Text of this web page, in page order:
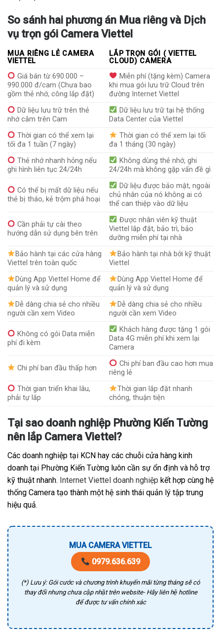
So sánh hai phương án Mua riêng và Dịch
vụ trọn gói Camera Viettel
MUA RIÊNG LẺ CAMERA
VIETTEL
LẮP TRỌN GÓI ( VIETTEL
CLOUD) CAMERA
Giá bán từ 690.000 –
990.000 đ/cam (Chưa bao
gồm thẻ nhớ, công lắp đặt)
Miễn phí (tặng kèm) Camera
khi mua gói lưu trữ Cloud trên
đường Internet Viettel
Dữ liệu lưu trữ trên thẻ
nhớ cắm trên Cam
Dữ liệu lưu trữ tại hệ thống
Data Center của Viettel
Thời gian có thể xem lại
tối đa 1 tuần (7 ngày)
Thời gian có thể xem lại tối
đa 1 tháng (30 ngày)
Thẻ nhớ nhanh hỏng nếu
ghi hình liên tục 24/24h
Không dùng thẻ nhớ, ghi
24/24h mà không gặp vấn đề gì
Có thể bị mất dữ liệu nếu
thẻ bị tháo, kẻ trộm phá hoại
Dữ liệu được bảo mật, ngoài
chủ nhân của nó không ai có
thể can thiệp vào dữ liệu
Cần phải tự cài theo
hướng dẫn sử dụng bên trên
Được nhân viên kỹ thuật
Viettel lắp đặt, bảo trì, bảo
dưỡng miễn phí tại nhà
Bảo hành tại các cửa hàng
Viettel trên toàn quốc
Bảo hành tại nhà bởi kỹ thuật
Viettel
Dùng App Viettel Home để
quản lý và sử dụng
Dùng App Viettel Home để
quản lý và sử dụng
Dễ dàng chia sẻ cho nhiều
người cần xem Video
Dễ dàng chia sẻ cho nhiều
người cần xem Video
Không có gói Data miễn
phí đi kèm
Khách hàng được tặng 1 gói
Data 4G miễn phí khi xem lại
Camera
Chi phí ban đầu thấp hơn
Chi phí ban đầu cao hơn mua
riêng lẻ
Thời gian triển khai lâu,
phải tự lắp
Thời gian lắp đặt nhanh
chóng, thuận tiện
Tại sao doanh nghiệp Phường Kiến Tường
nên lắp Camera Viettel?
Các doanh nghiệp tại KCN hay các chuỗi cửa hàng kinh
doanh tại Phường Kiến Tường luôn cần sự ổn định và hỗ trợ
kỹ thuật nhanh. Internet Viettel doanh nghiệp kết hợp cùng hệ
thống Camera tạo thành một hệ sinh thái quản lý tập trung
hiệu quả.
MUA CAMERA VIETTEL
0979.636.639
(*) Lưu ý: Gói cước và chương trình khuyến mãi từng tháng sẽ có
thay đổi nhưng chưa cập nhật trên website- Hãy liên hệ hotline
để được tư vấn chính xác